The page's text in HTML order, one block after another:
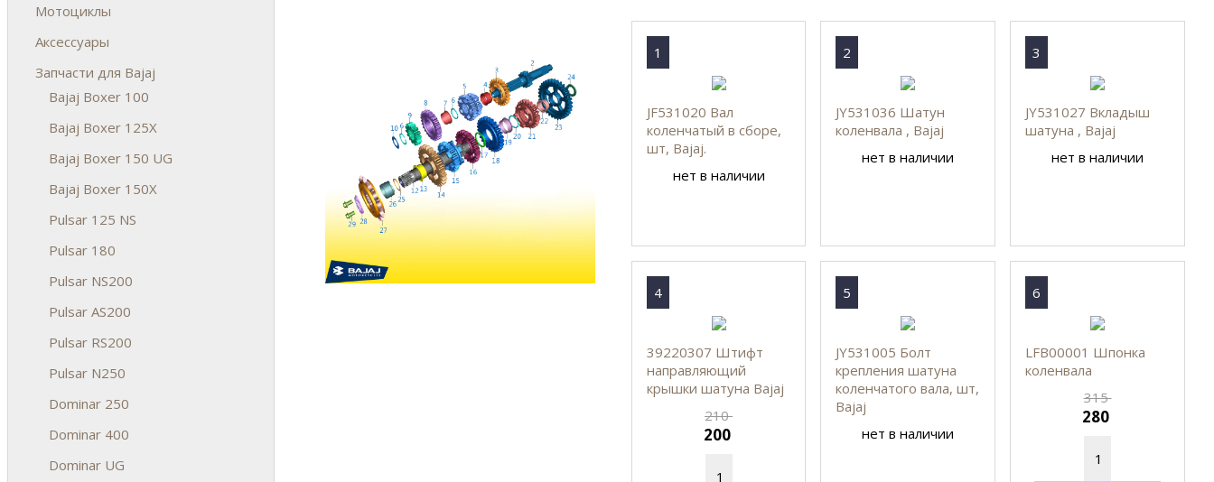
Мотоциклы
Аксессуары
Запчасти для Bajaj
Bajaj Boxer 100
Bajaj Boxer 125X
Bajaj Boxer 150 UG
Bajaj Boxer 150X
Pulsar 125 NS
Pulsar 180
Pulsar NS200
Pulsar AS200
Pulsar RS200
Pulsar N250
Dominar 250
Dominar 400
Dominar UG
1
JF531020 Вал
коленчатый в сборе,
шт, Bajaj.
нет в наличии
2
JY531036 Шатун
коленвала , Bajaj
нет в наличии
3
JY531027 Вкладыш
шатуна , Bajaj
нет в наличии
4
39220307 Штифт
направляющий
крышки шатуна Bajaj
210
200
5
JY531005 Болт
крепления шатуна
коленчатого вала, шт,
Bajaj
нет в наличии
6
LFB00001 Шпонка
коленвала
315
280